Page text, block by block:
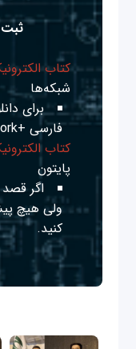
ثبت
کتاب
شبکه‌ها
برای
فارسی +Network
کتاب
پایتون
اگر قصد
ولی هیچ
کنید.